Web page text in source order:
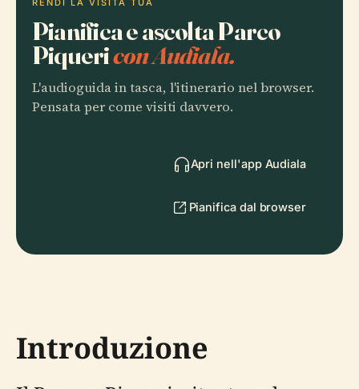
Pianifica e ascolta Parco
Piquericon Audiala.
L'audioguida in tasca, l'itinerario nel browser.
Pensata per come visiti davvero.
Introduzione